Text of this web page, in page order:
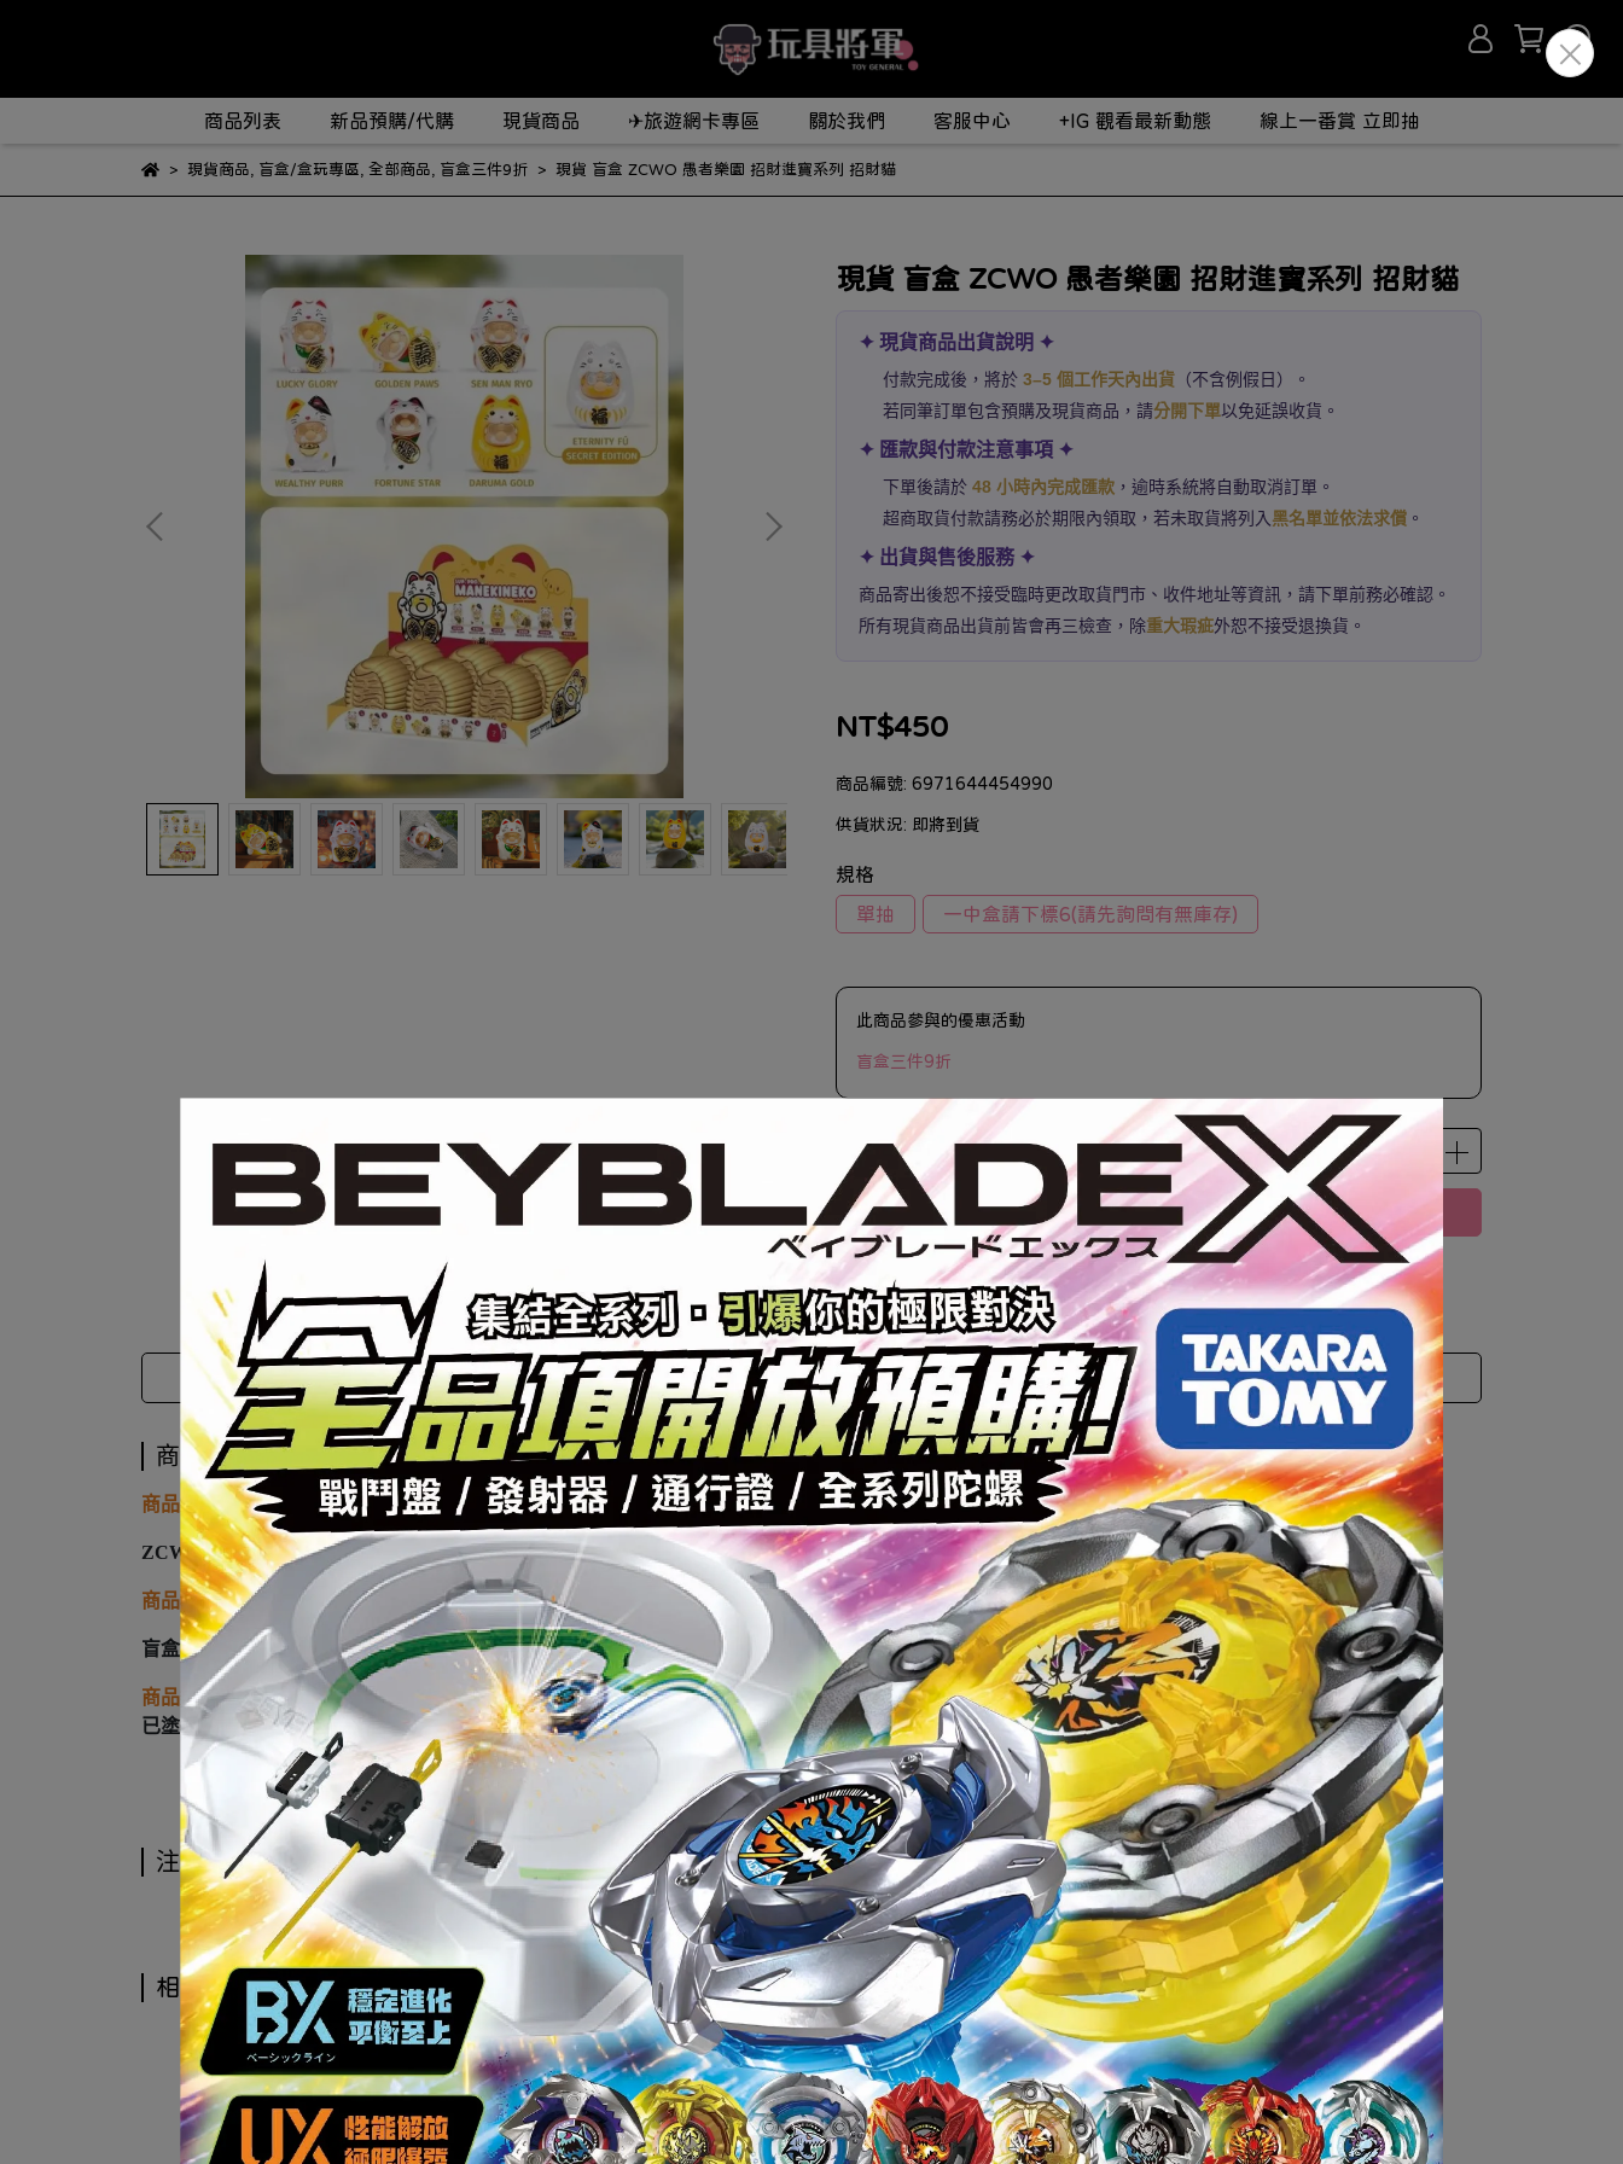
商品列表 新品預購/代購 現貨商品 ✈旅遊網卡專區 關於我們 客服中心 +IG 觀看最新動態 線上一番賞 立即抽
現貨商品 盲盒/盒玩專區 全部商品 盲盒三件9折 現貨 盲盒 ZCWO 愚者樂園 招財進寶系列 招財貓
現貨 盲盒 ZCWO 愚者樂園 招財進寶系列 招財貓
✦ 現貨商品出貨說明 ✦
付款完成後，將於 3–5 個工作天內出貨 （不含例假日）。
若同筆訂單包含預購及現貨商品，請分開下單以免延誤收貨。
✦ 匯款與付款注意事項 ✦
下單後請於 48 小時內完成匯款 ，逾時系統將自動取消訂單。
超商取貨付款請務必於期限內領取，若未取貨將列入 黑名單並依法求償 。
✦ 出貨與售後服務 ✦
商品寄出後恕不接受臨時更改取貨門市、收件地址等資訊，請下單前務必確認。
所有現貨商品出貨前皆會再三檢查，除重大瑕疵外恕不接受退換貨。
NT$450
商品編號: 6971644454990
供貨狀況: 即將到貨
規格
單抽
一中盒請下標6(請先詢問有無庫存)
此商品參與的優惠活動
盲盒三件9折
預購商品
加入最愛 此商品 「 最高 」可以折抵紅利 450點 (約等於NT$450)
商品介紹 注意事項
商品介紹
商品廠牌
ZCWO
商品名稱
盲盒 ZCWO 愚者樂園 招財進寶系列 招財貓
商品類型
已塗裝靜態完成品
注意事項
相關商品